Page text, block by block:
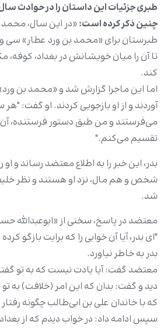
چنین ذکر کرده است:«در این سال، محمد
طبرستان برای «محمد بن ورد عطار» سی و
تا آن را میان خویشانش در بغداد، کوفه،
کند.
اما این ماجرا گزارش شد و «محمد بن ورد»
آوردند و از او بازجویی کردند. او گفت:
می‌فرستند و من طبق دستور فرستنده،
تقسیم می‌کنم."
بدر، این خبر را به اطلاع معتضد رساند و
شخص و هم مال، نزد او هستند و نظر خلیفه
شد.
معتضد در پاسخ، سخنی از «ابوعبدالله
"ای بدر، آیا آن خوابی را که برایت بازگو
بدر به خاطر نیاورد.
معتضد گفت: آیا یادت نیست که به تو
دید و گفت: بدان که این امر (خلافت) به
که با خاندان علی بن ابی‌طالب چگونه
سپس ادامه داد: در خواب دیدم که از